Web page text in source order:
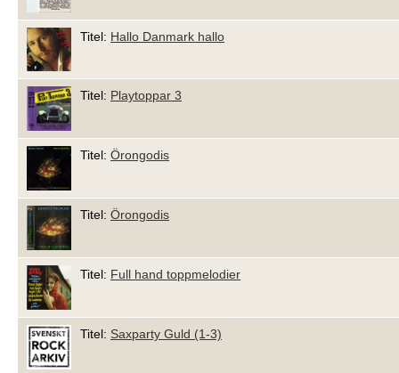
Titel: Hallo Danmark hallo
Titel: Playtoppar 3
Titel: Örongodis
Titel: Örongodis
Titel: Full hand toppmelodier
Titel: Saxparty Guld (1-3)